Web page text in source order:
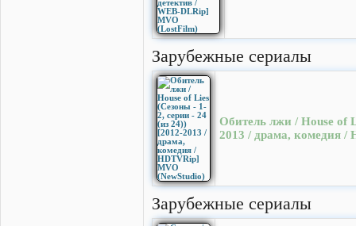
Зарубежные сериалы
Обитель лжи / House of
2013 / драма, комедия /
Зарубежные сериалы